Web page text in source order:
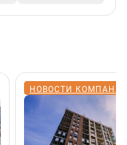
НОВОСТИ